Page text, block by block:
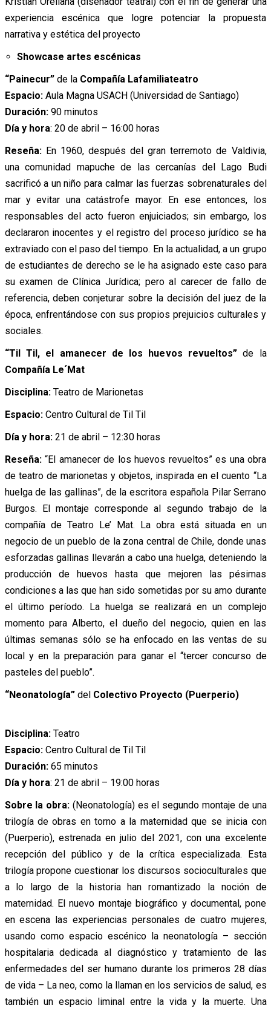
experiencia escénica que logre potenciar la propuesta
narrativa y estética del proyecto
Showcase artes escénicas
“Painecur” de la Compañía Lafamiliateatro
Espacio: Aula Magna USACH (Universidad de Santiago)
Duración: 90 minutos
Día y hora: 20 de abril – 16:00 horas
Reseña: En 1960, después del gran terremoto de Valdivia,
una comunidad mapuche de las cercanías del Lago Budi
sacrificó a un niño para calmar las fuerzas sobrenaturales del
mar y evitar una catástrofe mayor. En ese entonces, los
responsables del acto fueron enjuiciados; sin embargo, los
declararon inocentes y el registro del proceso jurídico se ha
extraviado con el paso del tiempo. En la actualidad, a un grupo
de estudiantes de derecho se le ha asignado este caso para
su examen de Clínica Jurídica; pero al carecer de fallo de
referencia, deben conjeturar sobre la decisión del juez de la
época, enfrentándose con sus propios prejuicios culturales y
sociales.
“Til Til, el amanecer de los huevos revueltos”de la
Compañía Le´Mat
Disciplina: Teatro de Marionetas
Espacio:Centro Cultural de Til Til
Día y hora:21 de abril – 12:30 horas
Reseña:“El amanecer de los huevos revueltos” es una obra
de teatro de marionetas y objetos, inspirada en el cuento “La
huelga de las gallinas”, de la escritora española Pilar Serrano
Burgos. El montaje corresponde al segundo trabajo de la
compañía de Teatro Le’ Mat. La obra está situada en un
negocio de un pueblo de la zona central de Chile, donde unas
esforzadas gallinas llevarán a cabo una huelga, deteniendo la
producción de huevos hasta que mejoren las pésimas
condiciones a las que han sido sometidas por su amo durante
el último período. La huelga se realizará en un complejo
momento para Alberto, el dueño del negocio, quien en las
últimas semanas sólo se ha enfocado en las ventas de su
local y en la preparación para ganar el “tercer concurso de
pasteles del pueblo”.
“Neonatología” del Colectivo Proyecto (Puerperio)
Disciplina: Teatro
Espacio: Centro Cultural de Til Til
Duración: 65 minutos
Día y hora: 21 de abril – 19:00 horas
Sobre la obra: (Neonatología) es el segundo montaje de una
trilogía de obras en torno a la maternidad que se inicia con
(Puerperio), estrenada en julio del 2021, con una excelente
recepción del público y de la crítica especializada. Esta
trilogía propone cuestionar los discursos socioculturales que
a lo largo de la historia han romantizado la noción de
maternidad. El nuevo montaje biográfico y documental, pone
en escena las experiencias personales de cuatro mujeres,
usando como espacio escénico la neonatología – sección
hospitalaria dedicada al diagnóstico y tratamiento de las
enfermedades del ser humano durante los primeros 28 días
de vida – La neo, como la llaman en los servicios de salud, es
también un espacio liminal entre la vida y la muerte. Una